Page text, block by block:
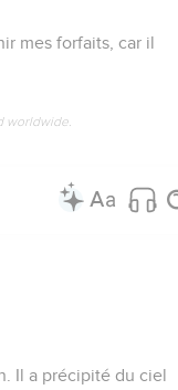
mes forfaits, car il
worldwide.
Il a précipité du ciel